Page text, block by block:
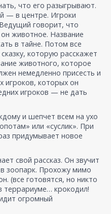
что его разыгрывают.
— в центре. Игроки
говорит, что
животное. Название
в тайне. Потом все
которую расскажет
животного, которое
немедленно присесть и
игроков, которых он
игроков — не дать
и шепчет всем на ухо
или «суслик». При
придумывает новое
свой рассказ. Он звучит
зоопарк. Прохожу мимо
(все готовятся, но никто
террариуме… крокодил!
огромный